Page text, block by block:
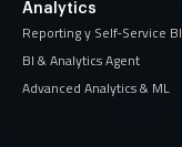
Analytics
Reporting y Self-Service BI
BI & Analytics Agent
Advanced Analytics & ML